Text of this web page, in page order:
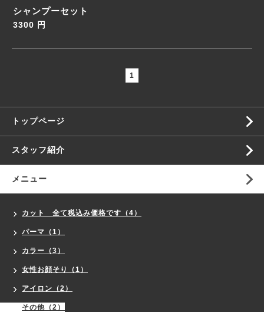
シャンプーセット
3300 円
1
トップページ
スタッフ紹介
メニュー
カット 全て税込み価格です（4）
パーマ（1）
カラー（3）
女性お顔そり（1）
アイロン（2）
その他（2）